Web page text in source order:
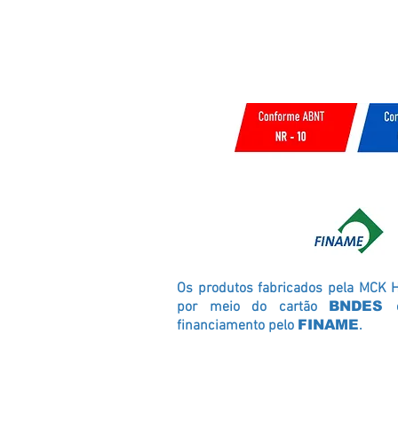
Os produtos fabricados pela MCK
por meio do cartão
BNDES
financiamento pelo FINAME.